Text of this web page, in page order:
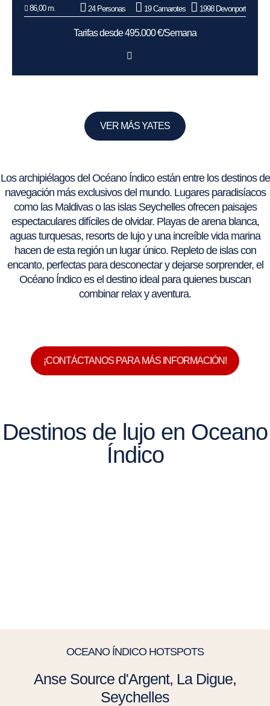
86,00 m. 24 Personas 19 Camarotes 1998 Devonport
Tarifas desde 495.000 €/Semana
VER MÁS YATES
Los archipiélagos del Océano Índico están entre los destinos de
navegación más exclusivos del mundo. Lugares paradisíacos
como las Maldivas o las islas Seychelles ofrecen paisajes
espectaculares difíciles de olvidar. Playas de arena blanca,
aguas turquesas, resorts de lujo y una increíble vida marina
hacen de esta región un lugar único. Repleto de islas con
encanto, perfectas para desconectar y dejarse sorprender, el
Océano Índico es el destino ideal para quienes buscan
combinar relax y aventura.
¡CONTÁCTANOS PARA MÁS INFORMACIÓN!
Destinos de lujo en Oceano
Índico
OCEANO ÍNDICO HOTSPOTS
Anse Source d'Argent, La Digue,
Seychelles